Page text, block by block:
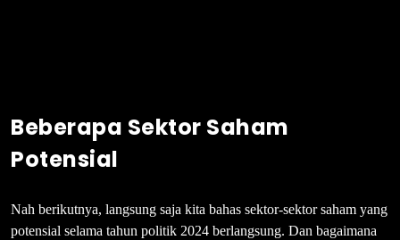
Beberapa Sektor Saham
Potensial
Nah berikutnya, langsung saja kita bahas sektor-sektor saham yang
potensial selama tahun politik 2024 berlangsung. Dan bagaimana